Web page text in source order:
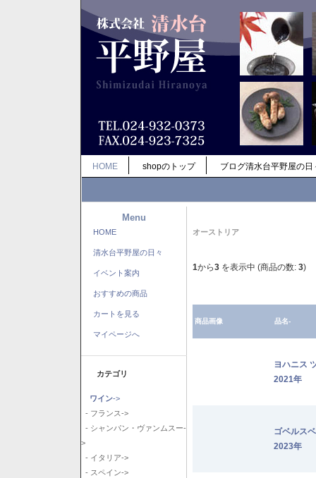
HOME shopのトップ ブログ清水台平野屋の日
Menu
HOME
清水台平野屋の日々
イベント案内
おすすめの商品
カートを見る
マイページへ
カテゴリ
ワイン->
- フランス->
- シャンパン・ヴァンムスー-
>
- イタリア->
- スペイン->
オーストリア
1から3 を表示中 (商品の数: 3)
商品画像 品名-
ヨハニス
2021年
ゴベルス
2023年